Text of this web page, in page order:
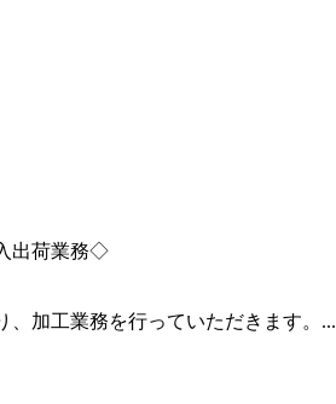
出荷業務◇
加工業務を行っていただきます。...